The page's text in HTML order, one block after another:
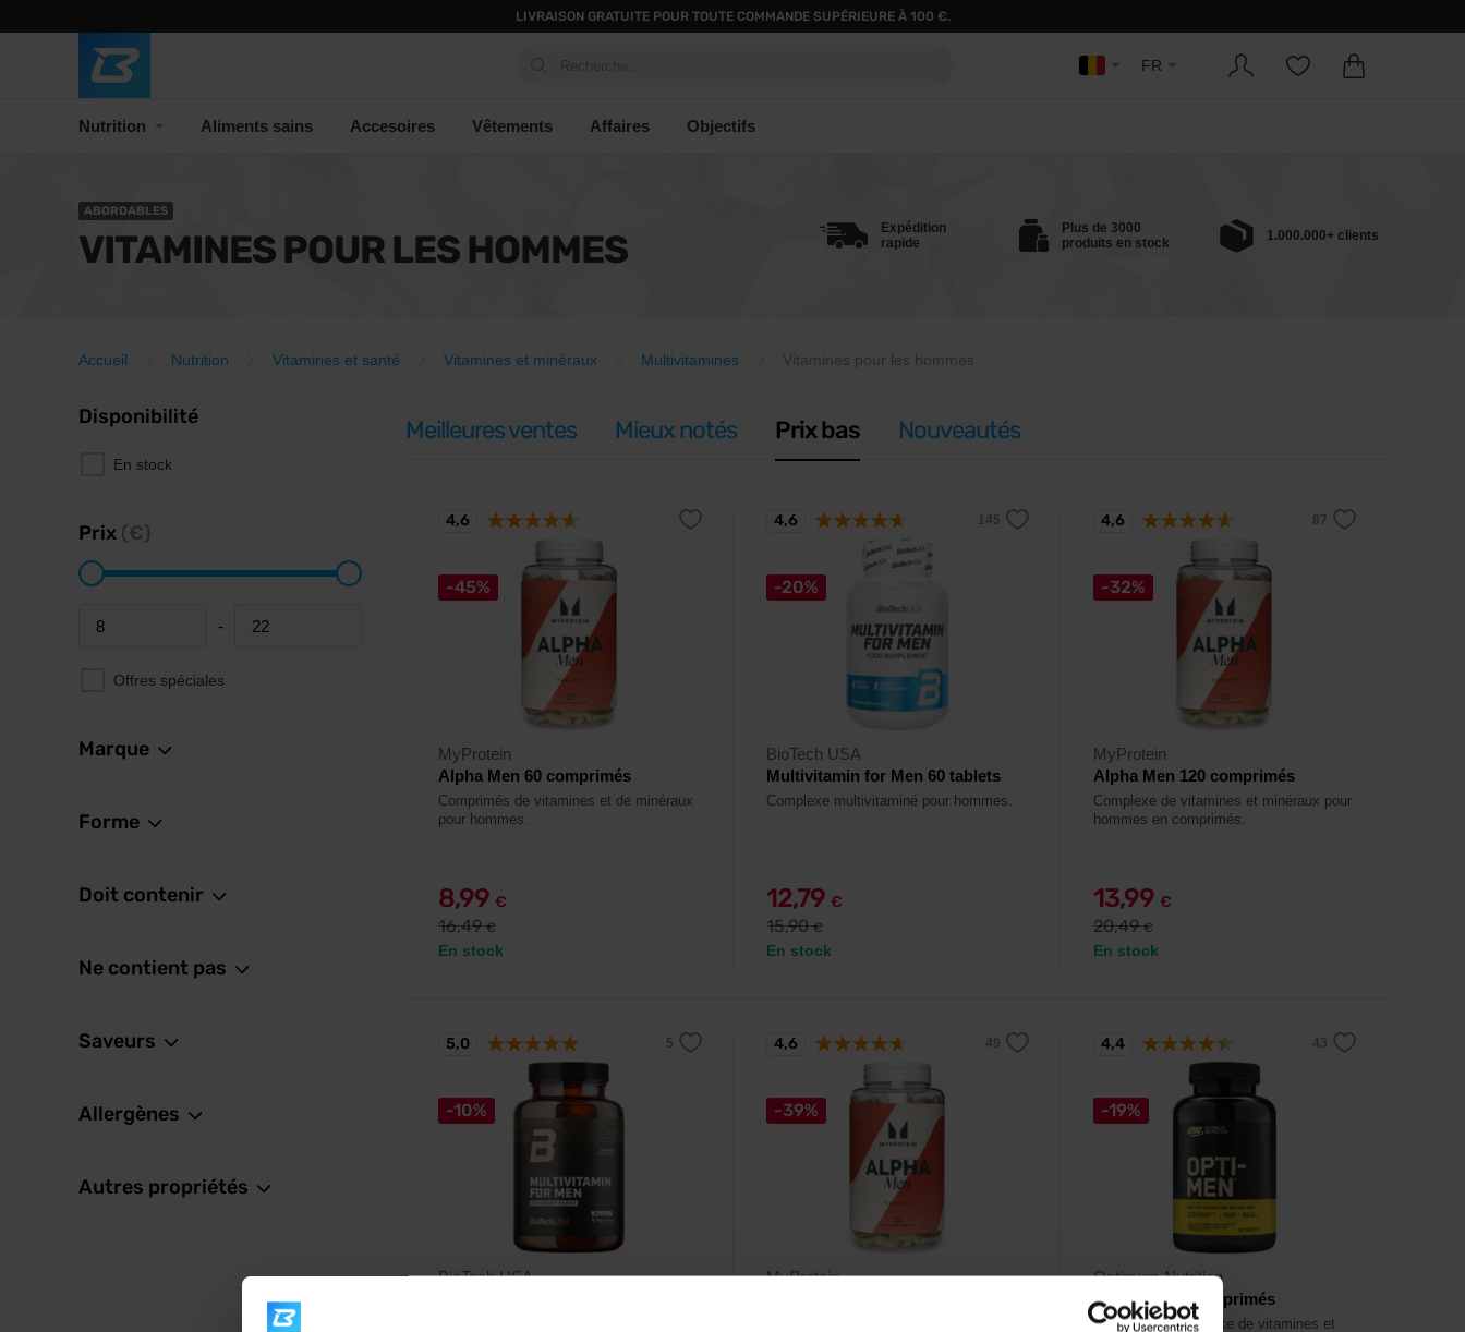
LIVRAISON GRATUITE POUR TOUTE COMMANDE SUPÉRIEURE À 100 €.
FR
Nutrition Aliments sains Accesoires Vêtements Affaires Objectifs
ABORDABLES
VITAMINES POUR LES HOMMES
Expédition
rapide
Plus de 3000
produits en stock
1.000.000+ clients
Accueil Nutrition Vitamines et santé Vitamines et minéraux Multivitamines Vitamines pour les hommes
Disponibilité
En stock
Prix (€)
Minimum price -
Maximum price
Offres spéciales
Marque
Forme
Doit contenir
Ne contient pas
Saveurs
Allergènes
Autres propriétés
Meilleures ventes Mieux notés Prix bas Nouveautés
-45%
MyProtein
Alpha Men 60 comprimés
Comprimés de vitamines et de minéraux
pour hommes.
8,99 €
16,49€
En stock
4,6
-20%
BioTech USA
Multivitamin for Men 60 tablets
Complexe multivitaminé pour hommes.
12,79 €
15,90€
En stock
4,6
-32%
MyProtein
Alpha Men 120 comprimés
Complexe de vitamines et minéraux pour
hommes en comprimés.
13,99 €
20,49€
En stock
4,6
-10%
BioTech USA
5,0
-39%
MyProtein
4,6
-19%
Optimum Nutrition
Opti-Men 90 comprimés
Un mélange complexe de vitamines et
4,4